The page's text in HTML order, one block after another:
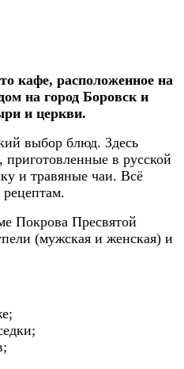
кафе, расположенное на
на город Боровск и
и церкви.
выбор блюд. Здесь
в русской
и травяные чаи. Всё
Покрова Пресвятой
(мужская и женская) и